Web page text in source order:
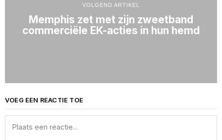
VOLGEND ARTIKEL
Memphis zet met zijn zweetband
commerciële EK-acties in hun hemd
VOEG EEN REACTIE TOE